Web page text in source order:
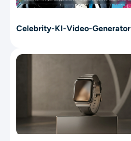
Celebrity-KI-Video-Generator